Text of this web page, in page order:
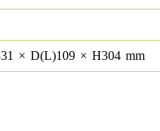
× D(L)109 × H304 mm